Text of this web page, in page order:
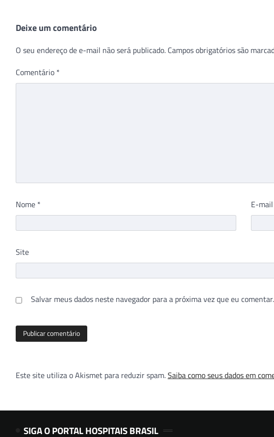
Deixe um comentário
O seu endereço de e-mail não será publicado. Campos obrigatórios são
Comentário *
Nome * E-mail
Site
Salvar meus dados neste navegador para a próxima vez que eu comentar.
Este site utiliza o Akismet para reduzir spam.Saiba como seus dados em
SIGA O PORTAL HOSPITAIS BRASIL